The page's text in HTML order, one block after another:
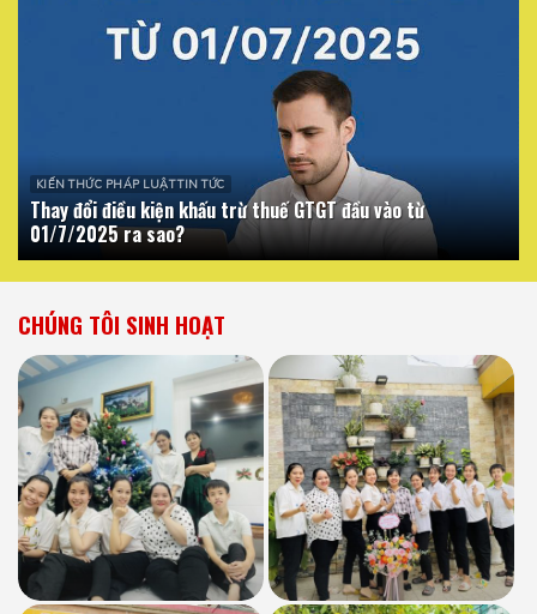
KIẾN THỨC PHÁP LUẬT TIN TỨC
Thay đổi điều kiện khấu trừ thuế GTGT đầu vào từ
01/7/2025 ra sao?
CHÚNG TÔI SINH HOẠT